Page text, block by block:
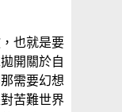
也就是要
開關於自
需要幻想
苦難世界